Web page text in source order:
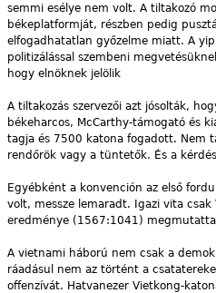
semmi esélye nem volt. A tiltakozó
békeplatformját, részben pedig
elfogadhatatlan győzelme miatt. A
politizálással szembeni
hogy elnöknek jelölik
A tiltakozás szervezői azt jósolták,
békeharcos, McCarthy-támogató és
tagja és 7500 katona fogadott. Nem
rendőrök vagy a tüntetők. És a
Egyébként a konvención az első
volt, messze lemaradt. Igazi vita
eredménye (1567:1041)
A vietnami háború nem csak a
ráadásul nem az történt a
offenzívát. Hatvanezer Vietkong-